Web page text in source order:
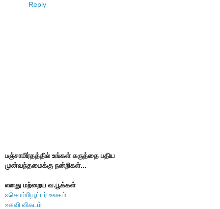
Reply
பஞ்சாமிர்தத்தில் உங்கள் கருத்தை பதிய
முன்வந்தமைக்கு நன்றிகள்...
எனது மற்றைய வ.பூக்கள்
»கொம்பியூட்டர் உலகம்
»கவி விகடம்